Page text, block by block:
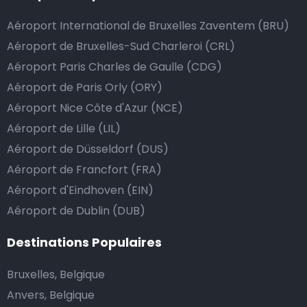
La manière la plus simple pour ce faire est d’arrondir
le prix de la course au montant supérieur, ou de dire
au chauffeur de ne pas rendre la monnaie après lui
avoir donné un billet plus élevé que le prix de la
course.
Combien coûte une navette d’aéroport à Aliaga?
L’un des plus gros avantages des transports
d’aéroport proposés par Airport Taxis est un tarif fixe
pas de frais supplémentaires au prix d’une course en
taxi de nuit, ni de supplément pour venir vous
Aéroport International de Bruxelles Zaventem (BRU)
Aéroport de Bruxelles-Sud Charleroi (CRL)
Aéroport Paris Charles de Gaulle (CDG)
Aéroport de Paris Orly (ORY)
Aéroport Nice Côte d'Azur (NCE)
Aéroport de Lille (LIL)
Aéroport de Düsseldorf (DUS)
Aéroport de Francfort (FRA)
Aéroport d'Eindhoven (EIN)
Aéroport de Dublin (DUB)
Destinations Populaires
Bruxelles, Belgique
Anvers, Belgique